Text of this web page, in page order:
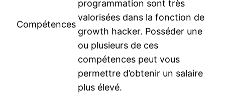
Compétences
programmation sont très
valorisées dans la fonction de
growth hacker. Posséder une
ou plusieurs de ces
compétences peut vous
permettre d’obtenir un salaire
plus élevé.